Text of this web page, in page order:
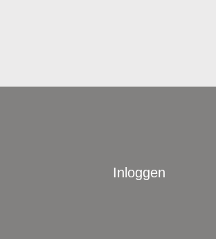
Inloggen